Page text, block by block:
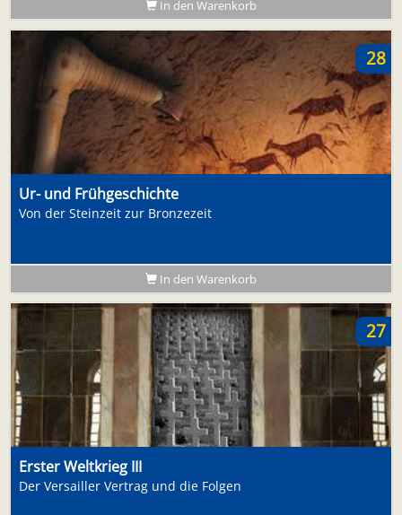
In den Warenkorb
28
Ur- und Frühgeschichte
Von der Steinzeit zur Bronzezeit
In den Warenkorb
27
Erster Weltkrieg III
Der Versailler Vertrag und die Folgen